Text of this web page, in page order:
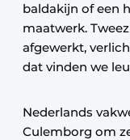
baldakijn of een
maatwerk.
afgewerkt,
dat vinden we
Nederlands
Culemborg om